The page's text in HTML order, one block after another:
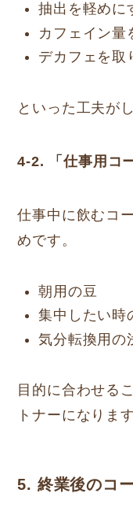
抽出を軽めに
カフェイン量
デカフェを取
といった工夫が
4-2. 「仕事用コ
仕事中に飲むコ
めです。
朝用の豆
集中したい時
気分転換用の
目的に合わせる
トナーになります
5. 終業後のコ